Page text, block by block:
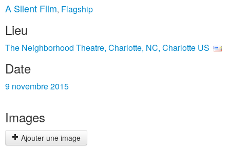
A Silent Film, Flagship
Lieu
The Neighborhood Theatre, Charlotte, NC, Charlotte US
Date
9 novembre 2015
Images
Ajouter une image